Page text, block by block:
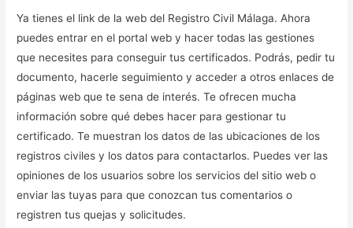
Ya tienes el link de la web del Registro Civil Málaga. Ahora
puedes entrar en el portal web y hacer todas las gestiones
que necesites para conseguir tus certificados. Podrás, pedir tu
documento, hacerle seguimiento y acceder a otros enlaces de
páginas web que te sena de interés. Te ofrecen mucha
información sobre qué debes hacer para gestionar tu
certificado. Te muestran los datos de las ubicaciones de los
registros civiles y los datos para contactarlos. Puedes ver las
opiniones de los usuarios sobre los servicios del sitio web o
enviar las tuyas para que conozcan tus comentarios o
registren tus quejas y solicitudes.